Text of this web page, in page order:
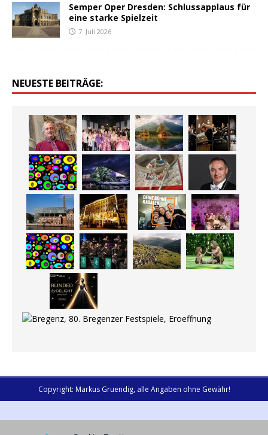
Semper Oper Dresden: Schlussapplaus für
eine starke Spielzeit
7. Juli 2026
NEUESTE BEITRÄGE:
Copyright: Markus Gruendig, alle Angaben ohne Gewähr!